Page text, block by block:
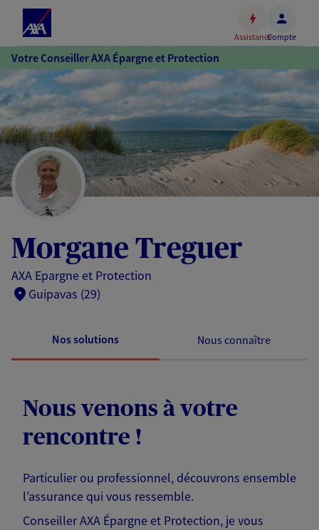
Accéder
au
contenu
principal
Accéder
au
pied
de
page
AssistanceCompte
Votre Conseiller AXA Épargne et Protection
Morgane Treguer
AXA Epargne et Protection
Guipavas (29)
Nos solutions Nous connaître
Nous venons à votre
rencontre !
Particulier ou professionnel, découvrons ensemble
l’assurance qui vous ressemble.
Conseiller AXA Épargne et Protection, je vous